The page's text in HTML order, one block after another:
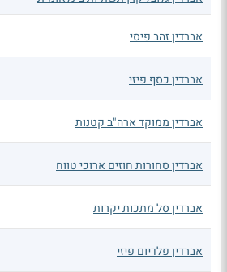
אברדין זהב פיסי
אברדין כסף פיזי
אברדין ממוקד ארה"ב קטנות
אברדין סחורות חוזים ארוכי טווח
אברדין סל מתכות יקרות
אברדין פלדיום פיזי